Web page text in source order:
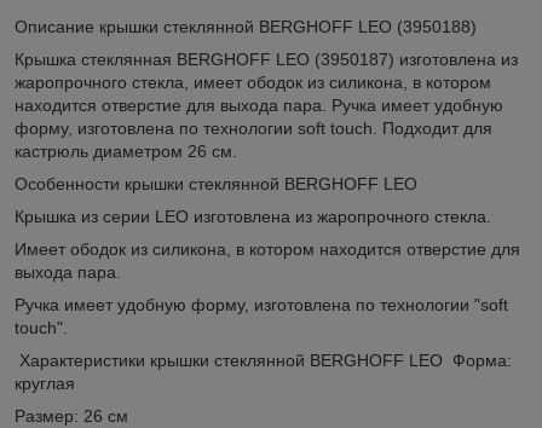
Описание крышки стеклянной BERGHOFF LEO (3950188)
Крышка стеклянная BERGHOFF LEO (3950187) изготовлена из
жаропрочного стекла, имеет ободок из силикона, в котором
находится отверстие для выхода пара. Ручка имеет удобную
форму, изготовлена по технологии soft touch. Подходит для
кастрюль диаметром 26 см.
Особенности крышки стеклянной BERGHOFF LEO
Крышка из серии LEO изготовлена из жаропрочного стекла.
Имеет ободок из силикона, в котором находится отверстие для
выхода пара.
Ручка имеет удобную форму, изготовлена по технологии "soft
touch".
Характеристики крышки стеклянной BERGHOFF LEO Форма:
круглая
Размер: 26 см